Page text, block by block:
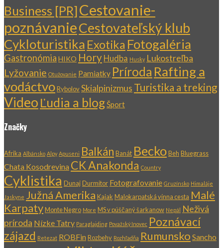
Business [PR]Cestovanie-
poznávanieCestovateľský klub
Cykloturistika Exotika Fotogaléria
Gastronómia HIKO Hory Hudba Husky Lukostreľba
Lyžovanie Otužovanie Pamiatky Príroda Rafting a
vodáctvoRybolovSkialpinizmus Turistika a treking
Video Ľudia a blogŠport
Značky
Afrika Albánsko Alpy Apuseni Balkán Banát BeckoBeh Bluegrass
Chata Kosodrevina CK Anakonda Country
Cyklistika DunajDurmitor Fotografovanie Gruzínsko Himaláje
Jaskyne Južná Amerika Kajak Malokarpatská vínna cesta Malé
KarpatyMonte Negro More MS v púščaný šarkanow Nepál
Neživá
príroda Nízke Tatry Paraglajding Považský Inovec Poznávací
zájazd Retezat ROBFin Rozbehy Rozhľadňa Rumunsko Sancho